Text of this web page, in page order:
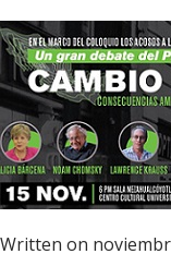
Written on